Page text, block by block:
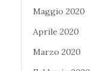
Maggio 2020
Aprile 2020
Marzo 2020